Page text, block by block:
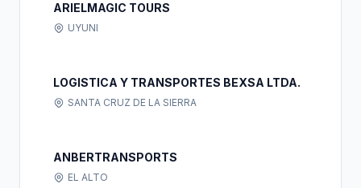
ARIELMAGIC TOURS
UYUNI
LOGISTICA Y TRANSPORTES BEXSA LTDA.
SANTA CRUZ DE LA SIERRA
ANBERTRANSPORTS
EL ALTO